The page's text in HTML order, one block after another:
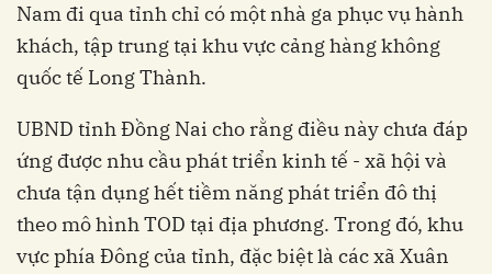
Nam đi qua tỉnh chỉ có một nhà ga phục vụ hành
khách, tập trung tại khu vực cảng hàng không
quốc tế Long Thành.
UBND tỉnh Đồng Nai cho rằng điều này chưa đáp
ứng được nhu cầu phát triển kinh tế - xã hội và
chưa tận dụng hết tiềm năng phát triển đô thị
theo mô hình TOD tại địa phương. Trong đó, khu
vực phía Đông của tỉnh, đặc biệt là các xã Xuân